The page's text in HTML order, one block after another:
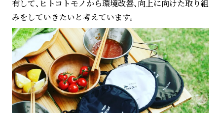
有して、ヒトコトモノから環境改善、向上に向けた取り組
みをしていきたいと考えています。